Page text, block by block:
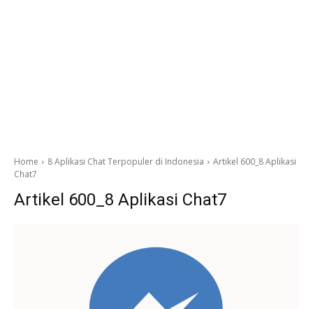
Home 8 Aplikasi Chat Terpopuler di Indonesia
Artikel 600_8 Aplikasi
Chat7
Artikel 600_8 Aplikasi Chat7